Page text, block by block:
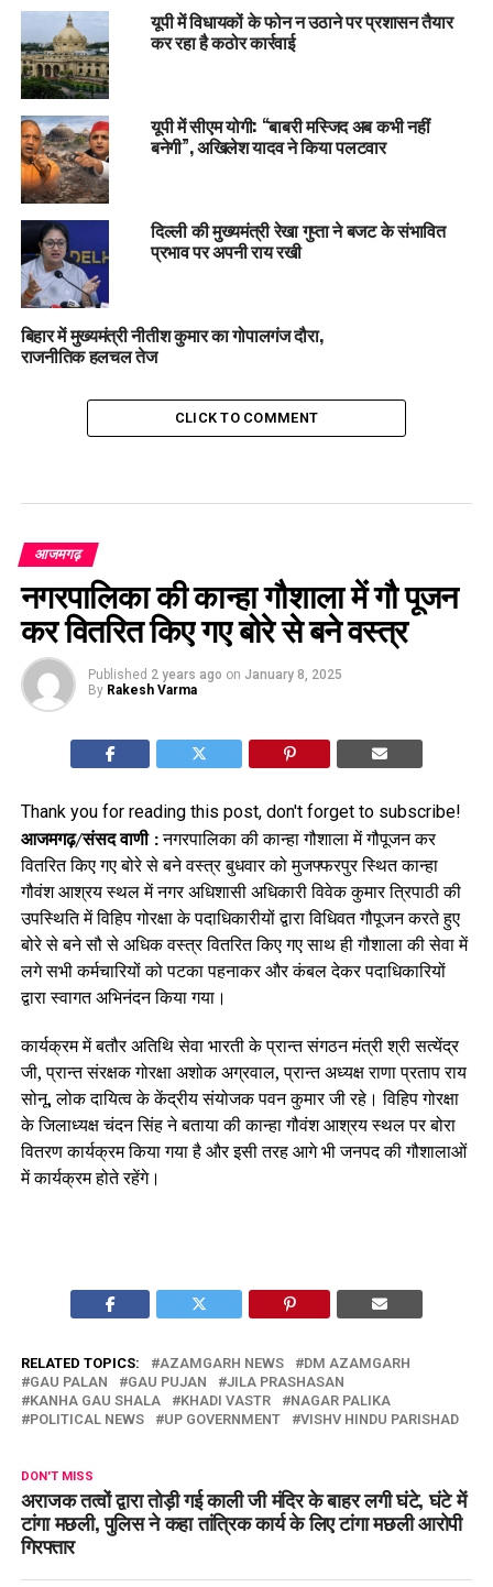
यूपी में विधायकों के फोन न उठाने पर प्रशासन तैयार
कर रहा है कठोर कार्रवाई
यूपी में सीएम योगी: “बाबरी मस्जिद अब कभी नहीं
बनेगी”, अखिलेश यादव ने किया पलटवार
दिल्ली की मुख्यमंत्री रेखा गुप्ता ने बजट के संभावित
प्रभाव पर अपनी राय रखी
बिहार में मुख्यमंत्री नीतीश कुमार का गोपालगंज दौरा,
राजनीतिक हलचल तेज
CLICK TO COMMENT
आजमगढ़
नगरपालिका की कान्हा गौशाला में गौ पूजन
कर वितरित किए गए बोरे से बने वस्त्र
Published 2 years ago on January 8, 2025
By Rakesh Varma
Thank you for reading this post, don't forget to subscribe!
आजमगढ़/संसद वाणी :नगरपालिका की कान्हा गौशाला में गौपूजन कर
वितरित किए गए बोरे से बने वस्त्र बुधवार को मुजफ्फरपुर स्थित कान्हा
गौवंश आश्रय स्थल में नगर अधिशासी अधिकारी विवेक कुमार त्रिपाठी की
उपस्थिति में विहिप गोरक्षा के पदाधिकारीयों द्वारा विधिवत गौपूजन करते हुए
बोरे से बने सौ से अधिक वस्त्र वितरित किए गए साथ ही गौशाला की सेवा में
लगे सभी कर्मचारियों को पटका पहनाकर और कंबल देकर पदाधिकारियों
द्वारा स्वागत अभिनंदन किया गया।
कार्यक्रम में बतौर अतिथि सेवा भारती के प्रान्त संगठन मंत्री श्री सत्येंद्र
जी, प्रान्त संरक्षक गोरक्षा अशोक अग्रवाल, प्रान्त अध्यक्ष राणा प्रताप राय
सोनू, लोक दायित्व के केंद्रीय संयोजक पवन कुमार जी रहे। विहिप गोरक्षा
के जिलाध्यक्ष चंदन सिंह ने बताया की कान्हा गौवंश आश्रय स्थल पर बोरा
वितरण कार्यक्रम किया गया है और इसी तरह आगे भी जनपद की गौशालाओं
में कार्यक्रम होते रहेंगे।
RELATED TOPICS: AZAMGARH NEWS
DM AZAMGARH
GAU PALAN
GAU PUJAN
JILA PRASHASAN
KANHA GAU SHALA
KHADI VASTR
NAGAR PALIKA
POLITICAL NEWS
UP GOVERNMENT VISHV HINDU PARISHAD
DON'T MISS
अराजक तत्वों द्वारा तोड़ी गई काली जी मंदिर के बाहर लगी घंटे, घंटे में
टांगा मछली, पुलिस ने कहा तांत्रिक कार्य के लिए टांगा मछली आरोपी
गिरफ्तार